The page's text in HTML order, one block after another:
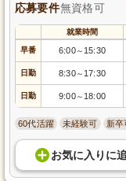
応募要件無資格可
就業時間
早番 6:00～ 15:30
日勤 8:30～ 17:30
日勤 9:00～ 18:00
60代活躍 未経験可 新卒
お気に入り に